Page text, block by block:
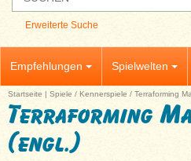
Erweiterte Suche
Empfehlungen Spielwelten
Startseite | Spiele / Kennerspiele / Terraforming
Terraforming
(engl.)